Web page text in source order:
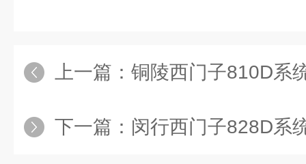
上一篇： 铜陵西门子810D系统切割机主轴电
下一篇： 闵行西门子828D系统主轴电机